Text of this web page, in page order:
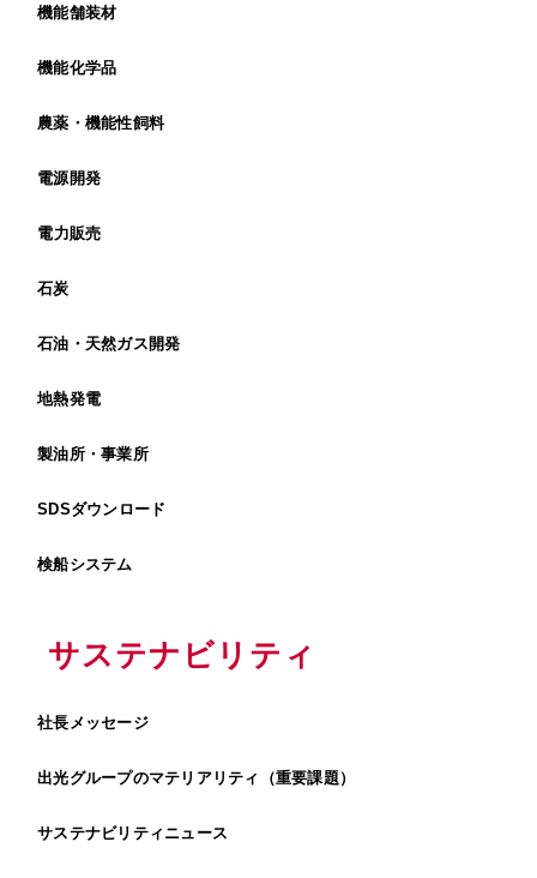
機能舗装材
機能化学品
農薬・機能性飼料
電源開発
電力販売
石炭
石油・天然ガス開発
地熱発電
製油所・事業所
SDSダウンロード
検船システム
サステナビリティ
社長メッセージ
出光グループのマテリアリティ（重要課題）
サステナビリティニュース